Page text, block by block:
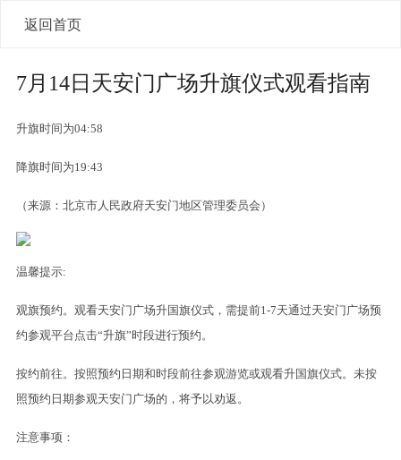
返回首页
7月14日天安门广场升旗仪式观看指南
升旗时间为04:58
降旗时间为19:43
（来源：北京市人民政府天安门地区管理委员会）
温馨提示:
观旗预约。观看天安门广场升国旗仪式，需提前1-7天通过天安门广场预
约参观平台点击“升旗”时段进行预约。
按约前往。按照预约日期和时段前往参观游览或观看升国旗仪式。未按
照预约日期参观天安门广场的，将予以劝返。
注意事项：